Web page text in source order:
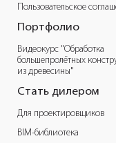
Пользовательское
Портфолио
Видеокурс "Обработка
большепролётных
из древесины"
Стать дилером
Для проектировщиков
BIM-библиотека